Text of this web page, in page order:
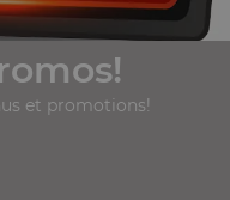
et promotions!